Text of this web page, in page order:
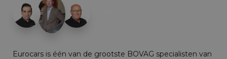
Eurocars is één van de grootste BOVAG specialisten van